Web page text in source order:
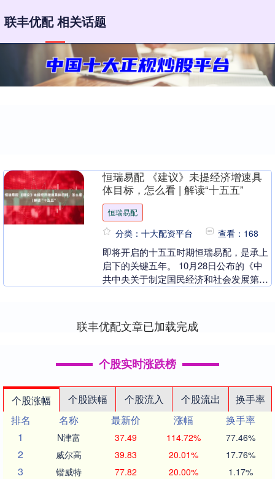
联丰优配 相关话题
恒瑞易配 《建议》未提经济增速具
体目标，怎么看 | 解读“十五五”
恒瑞易配
分类：十大配资平台 查看：168
即将开启的十五五时期恒瑞易配，是承上
启下的关键五年。 10月28日公布的《中
共中央关于制定国民经济和社会发展第十
联丰优配文章已加载完成
个股实时涨跌榜
个股涨幅 个股跌幅 个股流入 个股流出
换手率
排名
名称 最新价 涨幅
换手率
1
N津富 37.49 114.72% 77.46%
2 威尔高 39.83 20.01% 17.76%
3 锴威特 77.82 20.00% 1.17%